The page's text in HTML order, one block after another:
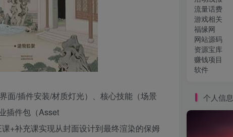
面/插件安装/材质灯光）、核心技能（场景
插件包（Asset
+补充课实现从封面设计到最终渲染的保姆
流量话费
游戏相关
福缘网
网站源码
资源宝库
赚钱项目
软件
个人信息